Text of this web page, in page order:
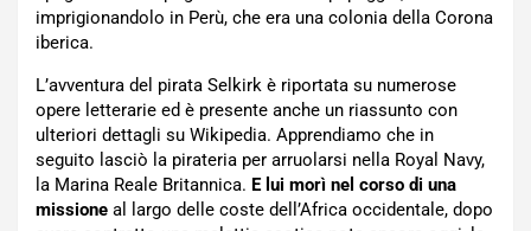
imprigionandolo in Perù, che era una colonia della Corona
iberica.
L’avventura del pirata Selkirk è riportata su numerose
opere letterarie ed è presente anche un riassunto con
ulteriori dettagli su Wikipedia. Apprendiamo che in
seguito lasciò la pirateria per arruolarsi nella Royal Navy,
la Marina Reale Britannica. E lui morì nel corso di una
missione al largo delle coste dell’Africa occidentale, dopo